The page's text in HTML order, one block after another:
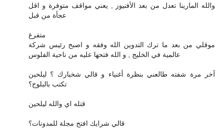
والله المارينا تعدل من بعد الأفنيوز , يعني مواقف متوفرة و اقل
عجأة من قبل
متفرغ
موقلي من بعد ما ترك التدوين الله وفقه و اصبح رئيس شركة
عالمية في الخليج , و الله فتحها عليه من ناحية الفلوس
آخر مرة شفته طالعني بنظرة أغنياء و قالي شخبارك ؟ ليلحين
تكتب بالبلوج؟
قتله اي والله ليلحين
قالي شرايك افتح مجلة للمدونات؟